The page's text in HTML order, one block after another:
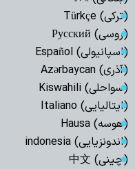
(ترکی) Türkçe
(روسی) Русский
(اسپانیولی) Español
(آذری) Azərbaycan
(سواحلی) Kiswahili
(ایتالیایی) Italiano
(هوسه) Hausa
(اندونزیایی) indonesia
(چینی) 中文